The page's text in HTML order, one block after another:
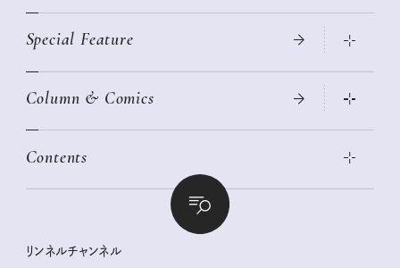
真夏のひんやりグッズ 2026
ニトリ・イケア・無印良品で賢くおしゃれなインテリア
絶品、お餅レシピ大集合！
世界のサンタさんに会って来た！
クラフトビール案内
Special Feature
2026年春夏 トレンドファッションニュース
女子旅おすすめスポット 暮らすように心地いいリンネル旅ガイ
幸せな老後のための リンネルマネー講座
私の住むまち、好きな場所。LOCAL LIFE REPORT
リンネル 暮らしの道具大賞
Column & Comics
ぐれいさん
明日もいい日になりますように
清水みさとの食いしんぼう寄り道サウナ
Contents
リンネルおしゃれファッションスナップ
リンネル暮らし部
リンネルチャンネル